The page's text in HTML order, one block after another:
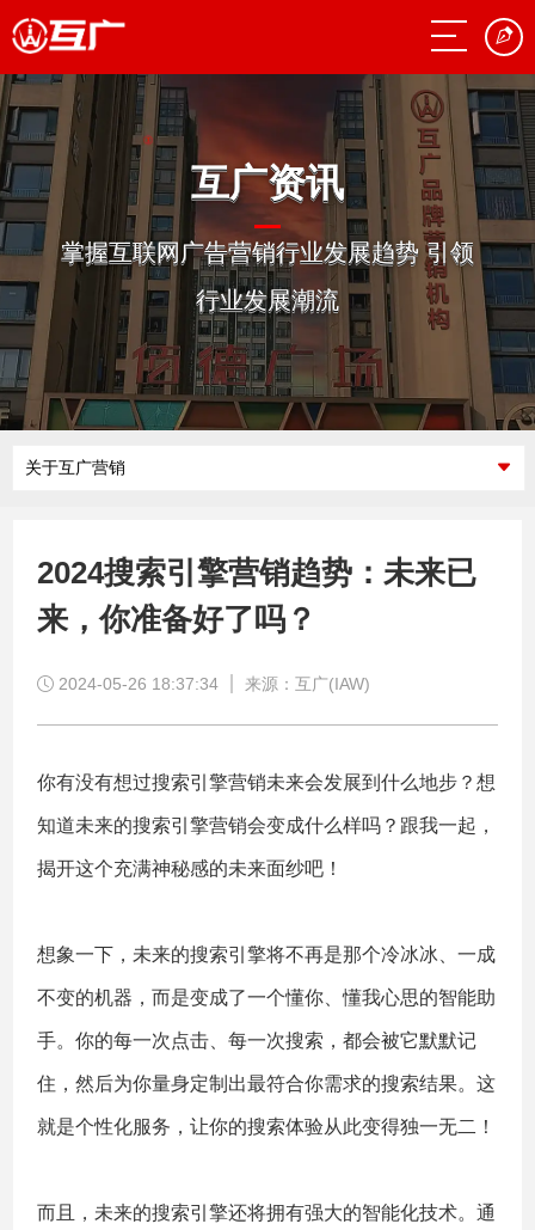
互广资讯
掌握互联网广告营销行业发展趋势 引领
行业发展潮流
关于互广营销
2024搜索引擎营销趋势：未来已
来，你准备好了吗？
2024-05-26 18:37:34 来源：互广(IAW)
你有没有想过搜索引擎营销未来会发展到什么地步？想
知道未来的搜索引擎营销会变成什么样吗？跟我一起，
揭开这个充满神秘感的未来面纱吧！
想象一下，未来的搜索引擎将不再是那个冷冰冰、一成
不变的机器，而是变成了一个懂你、懂我心思的智能助
手。你的每一次点击、每一次搜索，都会被它默默记
住，然后为你量身定制出最符合你需求的搜索结果。这
就是个性化服务，让你的搜索体验从此变得独一无二！
而且，未来的搜索引擎还将拥有强大的智能化技术。通